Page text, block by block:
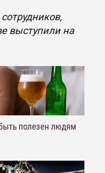
выступили на
полезен людям